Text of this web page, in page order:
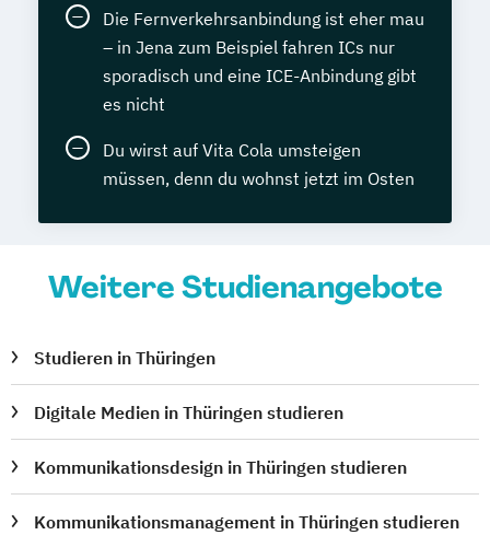
Die Fernverkehrsanbindung ist eher mau
– in Jena zum Beispiel fahren ICs nur
sporadisch und eine ICE-Anbindung gibt
es nicht
Du wirst auf Vita Cola umsteigen
müssen, denn du wohnst jetzt im Osten
Weitere Studienangebote
Studieren in Thüringen
Digitale Medien in Thüringen studieren
Kommunikationsdesign in Thüringen studieren
Kommunikationsmanagement in Thüringen studieren